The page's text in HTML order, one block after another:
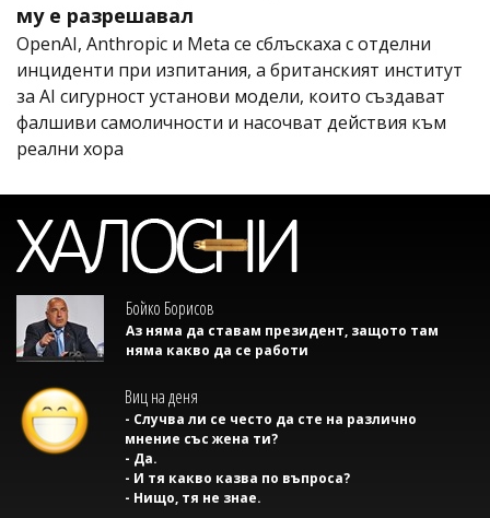
му е разрешавал
OpenAI, Anthropic и Meta се сблъскаха с отделни
инциденти при изпитания, а британският институт
за AI сигурност установи модели, които създават
фалшиви самоличности и насочват действия към
реални хора
Бойко Борисов
Аз няма да ставам президент, защото там
няма какво да се работи
Виц на деня
- Случва ли се често да сте на различно
мнение със жена ти?
- Да.
- И тя какво казва по въпроса?
- Нищо, тя не знае.